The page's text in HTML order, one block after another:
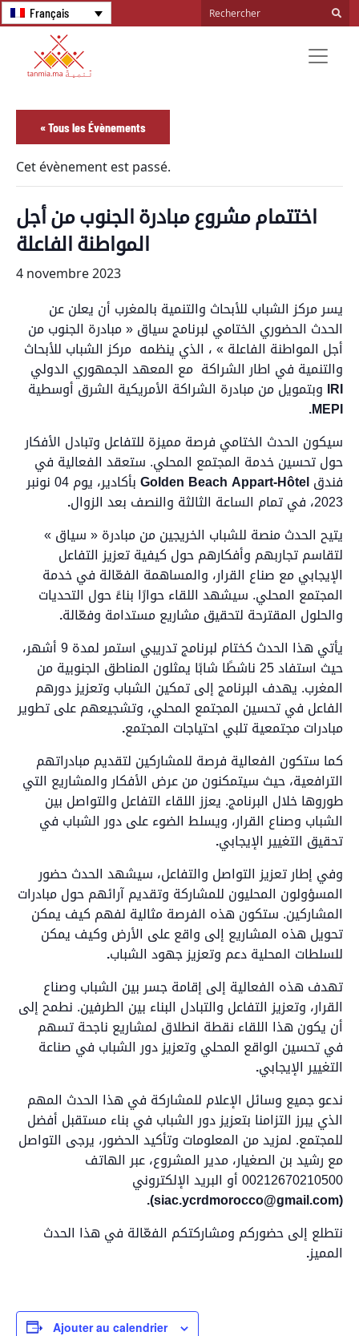
Français
« Tous les Évènements
Cet évènement est passé.
اختتمام مشروع مبادرة الجنوب من أجل
المواطنة الفاعلة
4 novembre 2023
يسر مركز الشباب للأبحاث والتنمية بالمغرب أن يعلن عن
الحدث الحضوري الختامي لبرنامج سياق « مبادرة الجنوب من
أجل المواطنة الفاعلة » ، الذي ينظمه مركز الشباب للأبحاث
والتنمية في اطار الشراكة مع المعهد الجمهوري الدولي
IRI وبتمويل من مبادرة الشراكة الأمريكية الشرق أوسطية
MEPI.
سيكون الحدث الختامي فرصة مميزة للتفاعل وتبادل الأفكار
حول تحسين خدمة المجتمع المحلي. ستعقد الفعالية في
فندق
بأكادير، يوم 04 نونبر
2023، في تمام الساعة الثالثة والنصف بعد الزوال
.
يتيح الحدث منصة للشباب الخريجين من مبادرة « سياق »
لتقاسم تجاربهم وأفكارهم حول كيفية تعزيز التفاعل
الإيجابي مع صناع القرار، والمساهمة الفعّالة في خدمة
المجتمع المحلي. سيشهد اللقاء حوارًا بناءً حول التحديات
والحلول المقترحة لتحقيق مشاريع مستدامة وفعّالة.
يأتي هذا الحدث كختام لبرنامج تدريبي استمر لمدة 9 أشهر،
حيث استفاد 25 ناشطًا شابًا يمثلون المناطق الجنوبية من
المغرب. يهدف البرنامج إلى تمكين الشباب وتعزيز دورهم
الفاعل في تحسين المجتمع المحلي، وتشجيعهم على تطوير
مبادرات مجتمعية تلبي احتياجات المجتمع.
كما ستكون الفعالية فرصة للمشاركين لتقديم مبادراتهم
الترافعية، حيث سيتمكنون من عرض الأفكار والمشاريع التي
طوروها خلال البرنامج. يعزز اللقاء التفاعل والتواصل بين
الشباب وصناع القرار، ويسلط الضوء على دور الشباب في
تحقيق التغيير الإيجابي.
وفي إطار تعزيز التواصل والتفاعل، سيشهد الحدث حضور
المسؤولون المحليون للمشاركة وتقديم آرائهم حول مبادرات
المشاركين. ستكون هذه الفرصة مثالية لفهم كيف يمكن
تحويل هذه المشاريع إلى واقع على الأرض وكيف يمكن
للسلطات المحلية دعم وتعزيز جهود الشباب.
تهدف هذه الفعالية إلى إقامة جسر بين الشباب وصناع
القرار، وتعزيز التفاعل والتبادل البناء بين الطرفين. نطمح إلى
أن يكون هذا اللقاء نقطة انطلاق لمشاريع ناجحة تسهم
في تحسين الواقع المحلي وتعزيز دور الشباب في صناعة
التغيير الإيجابي.
ندعو جميع وسائل الإعلام للمشاركة في هذا الحدث المهم
الذي يبرز التزامنا بتعزيز دور الشباب في بناء مستقبل أفضل
للمجتمع. لمزيد من المعلومات وتأكيد الحضور، يرجى التواصل
مع رشيد بن الصغيار، مدير المشروع، عبر الهاتف
00212670210500 أو البريد الإلكتروني
(siac.ycrdmorocco@gmail.com).
نتطلع إلى حضوركم ومشاركتكم الفعّالة في هذا الحدث
المميز.
Ajouter au calendrier